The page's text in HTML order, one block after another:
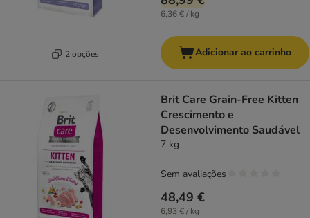
2 opções
6,36 € / kg
Adicionar ao carrinho
Brit Care Grain-Free Kitten
Crescimento e
Desenvolvimento Saudável
7 kg
48,49 €
6,93 € / kg
Sem avaliações